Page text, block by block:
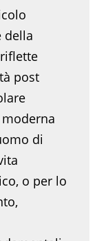
della
post
di
o per lo